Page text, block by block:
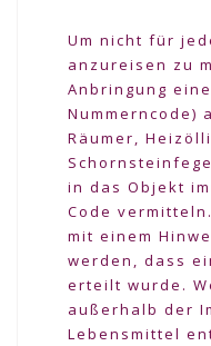
Um nicht für
anzureisen zu
Anbringung
Nummerncode)
Räumer,
in das Objekt
Code
mit einem
werden, dass
erteilt wurde.
außerhalb der
Lebensmittel